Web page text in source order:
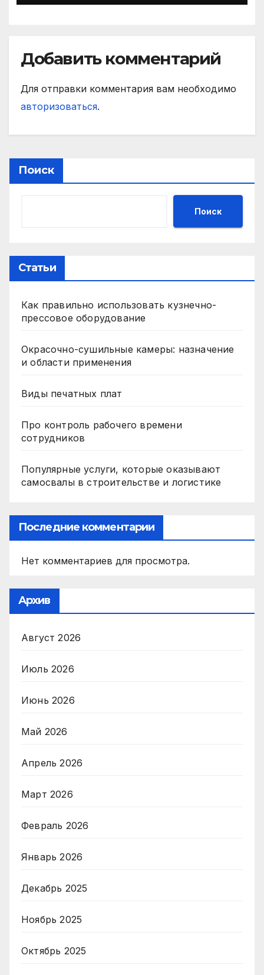
Добавить комментарий
Для отправки комментария вам необходимо
авторизоваться.
Поиск
Поиск
Статьи
Как правильно использовать кузнечно-
прессовое оборудование
Окрасочно-сушильные камеры: назначение
и области применения
Виды печатных плат
Про контроль рабочего времени
сотрудников
Популярные услуги, которые оказывают
самосвалы в строительстве и логистике
Последние комментарии
Нет комментариев для просмотра.
Архив
Август 2026
Июль 2026
Июнь 2026
Май 2026
Апрель 2026
Март 2026
Февраль 2026
Январь 2026
Декабрь 2025
Ноябрь 2025
Октябрь 2025